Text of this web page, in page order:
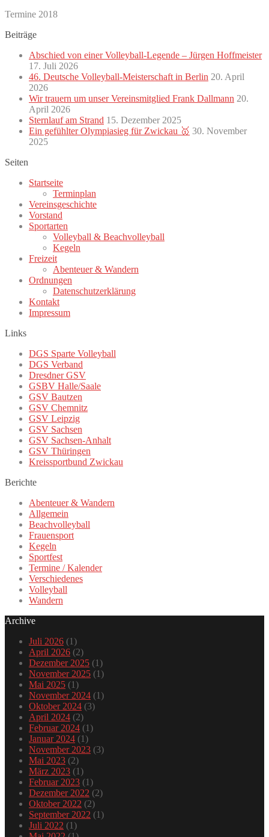
Termine 2018
Beiträge
Abschied von einer Volleyball-Legende – Jürgen Hoffmeister
17. Juli 2026
46. Deutsche Volleyball-Meisterschaft in Berlin 20. April
2026
Wir trauern um unser Vereinsmitglied Frank Dallmann 20.
April 2026
Sternlauf am Strand 15. Dezember 2025
Ein gefühlter Olympiasieg für Zwickau 🥇 30. November
2025
Seiten
Startseite
Terminplan
Vereinsgeschichte
Vorstand
Sportarten
Volleyball & Beachvolleyball
Kegeln
Freizeit
Abenteuer & Wandern
Ordnungen
Datenschutzerklärung
Kontakt
Impressum
Links
DGS Sparte Volleyball
DGS Verband
Dresdner GSV
GSBV Halle/Saale
GSV Bautzen
GSV Chemnitz
GSV Leipzig
GSV Sachsen
GSV Sachsen-Anhalt
GSV Thüringen
Kreissportbund Zwickau
Berichte
Abenteuer & Wandern
Allgemein
Beachvolleyball
Frauensport
Kegeln
Sportfest
Termine / Kalender
Verschiedenes
Volleyball
Wandern
Archive
Juli 2026 (1)
April 2026 (2)
Dezember 2025 (1)
November 2025 (1)
Mai 2025 (1)
November 2024 (1)
Oktober 2024 (3)
April 2024 (2)
Februar 2024 (1)
Januar 2024 (1)
November 2023 (3)
Mai 2023 (2)
März 2023 (1)
Februar 2023 (1)
Dezember 2022 (2)
Oktober 2022 (2)
September 2022 (1)
Juli 2022 (1)